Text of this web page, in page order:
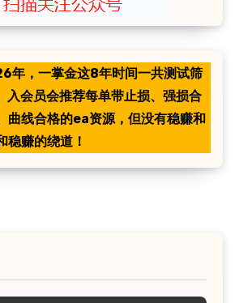
年，一掌金这8年时间一共测试筛
会员会推荐每单带止损、强损合
曲线合格的ea资源，但没有稳赚和
稳赚的绕道！